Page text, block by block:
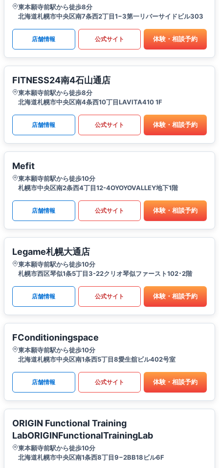
東本願寺前駅から徒歩8分
北海道札幌市中央区南7条西2丁目1−3第一リバーサイドビル303
店舗情報 公式サイト 体験・相談予約
FITNESS24南4石山通店
東本願寺前駅から徒歩8分
北海道札幌市中央区南4条西10丁目LAVITA410 1F
店舗情報 公式サイト 体験・相談予約
Mefit
東本願寺前駅から徒歩10分
札幌市中央区南2条西4丁目12-4OYOYOVALLEY地下1階
店舗情報 公式サイト 体験・相談予約
Legame札幌大通店
東本願寺前駅から徒歩10分
札幌市西区琴似1条5丁目3-22クリオ琴似ファースト102･2階
店舗情報 公式サイト 体験・相談予約
FConditioningspace
東本願寺前駅から徒歩10分
北海道札幌市中央区南1条西5丁目8愛生舘ビル402号室
店舗情報 公式サイト 体験・相談予約
ORIGIN Functional Training
LabORIGINFunctionalTrainingLab
東本願寺前駅から徒歩10分
北海道札幌市中央区南1条西8丁目9−2BB18ビル6F